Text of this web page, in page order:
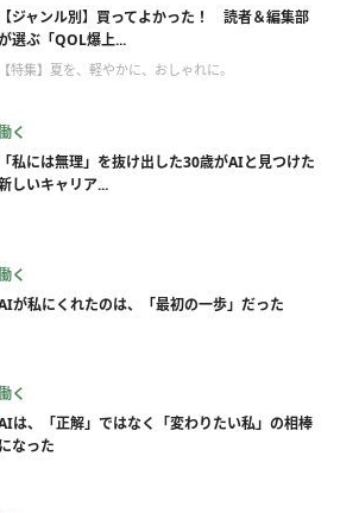
【ジャンル別】買ってよかった！ 読者＆編集部
選ぶ「QOL爆上...
【特集】夏を、軽やかに、おしゃれに。
く
「私には無理」を抜け出した30歳がAIと見つけた
しいキャリア...
く
が私にくれたのは、「最初の一歩」だった
く
は、「正解」ではなく「変わりたい私」の相棒
になった